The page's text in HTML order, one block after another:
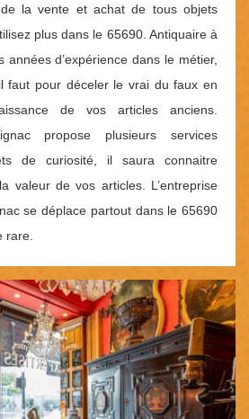
de la vente et achat de tous objets
plus dans le 65690. Antiquaire à
années d’expérience dans le métier,
faut pour déceler le vrai du faux en
de vos articles anciens.
propose plusieurs services
de curiosité, il saura connaitre
valeur de vos articles. L’entreprise
se déplace partout dans le 65690
rare.